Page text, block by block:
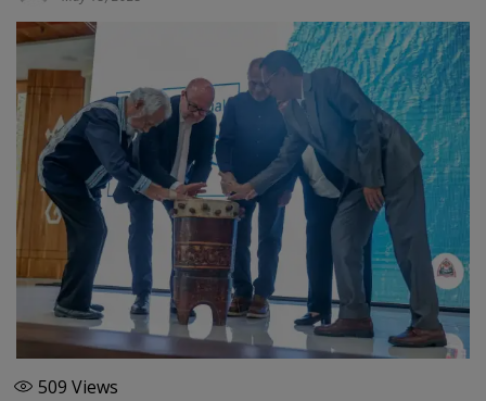
509 Views